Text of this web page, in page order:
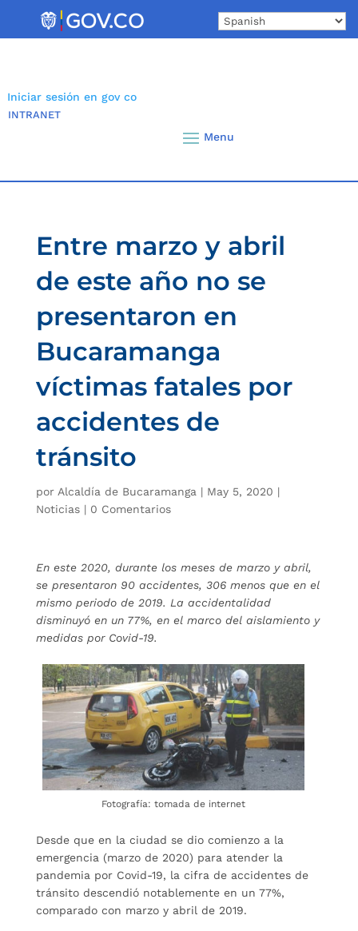
Iniciar sesión en gov co
INTRANET
Entre marzo y abril
de este año no se
presentaron en
Bucaramanga
víctimas fatales por
accidentes de
tránsito
por Alcaldía de Bucaramanga | May 5, 2020 |
Noticias| 0 Comentarios
En este 2020, durante los meses de marzo y abril,
se presentaron 90 accidentes, 306 menos que en el
mismo periodo de 2019. La accidentalidad
disminuyó en un 77%, en el marco del aislamiento y
medidas por Covid-19.
Fotografía: tomada de internet
Desde que en la ciudad se dio comienzo a la
emergencia (marzo de 2020) para atender la
pandemia por Covid-19, la cifra de accidentes de
tránsito descendió notablemente en un 77%,
comparado con marzo y abril de 2019.